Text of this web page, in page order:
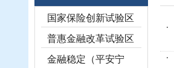
国家保险创新试验区
普惠金融改革试验区
金融稳定（平安宁